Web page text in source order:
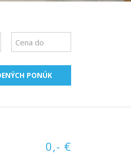
PONÚK
0,- €